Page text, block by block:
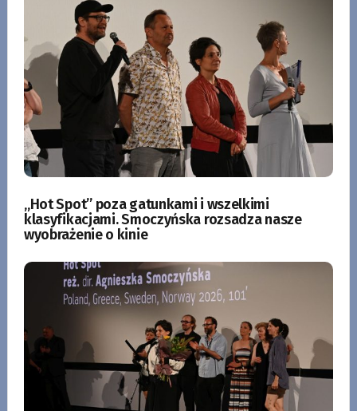
„Hot Spot” poza gatunkami i wszelkimi
klasyfikacjami. Smoczyńska rozsadza nasze
wyobrażenie o kinie